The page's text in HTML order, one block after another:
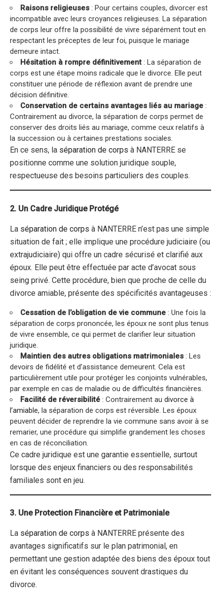
Raisons religieuses : Pour certains couples, divorcer est
incompatible avec leurs croyances religieuses. La séparation
de corps leur offre la possibilité de vivre séparément tout en
respectant les préceptes de leur foi, puisque le mariage
demeure intact.
Hésitation à rompre définitivement : La séparation de
corps est une étape moins radicale que le divorce. Elle peut
constituer une période de réflexion avant de prendre une
décision définitive.
Conservation de certains avantages liés au mariage :
Contrairement au divorce, la séparation de corps permet de
conserver des droits liés au mariage, comme ceux relatifs à
la succession ou à certaines prestations sociales.
En ce sens, la séparation de corps à NANTERRE se
positionne comme une solution juridique souple,
respectueuse des besoins particuliers des couples.
2. Un Cadre Juridique Protégé
La séparation de corps à NANTERRE n’est pas une simple
situation de fait ; elle implique une procédure judiciaire (ou
extrajudiciaire) qui offre un cadre sécurisé et clarifié aux
époux. Elle peut être effectuée par acte d’avocat sous
seing privé. Cette procédure, bien que proche de celle du
divorce amiable, présente des spécificités avantageuses :
Cessation de l’obligation de vie commune : Une fois la
séparation de corps prononcée, les époux ne sont plus tenus
de vivre ensemble, ce qui permet de clarifier leur situation
juridique.
Maintien des autres obligations matrimoniales : Les
devoirs de fidélité et d’assistance demeurent. Cela est
particulièrement utile pour protéger les conjoints vulnérables,
par exemple en cas de maladie ou de difficultés financières.
Facilité de réversibilité : Contrairement au divorce à
l’amiable, la séparation de corps est réversible. Les époux
peuvent décider de reprendre la vie commune sans avoir à se
remarier, une procédure qui simplifie grandement les choses
en cas de réconciliation.
Ce cadre juridique est une garantie essentielle, surtout
lorsque des enjeux financiers ou des responsabilités
familiales sont en jeu.
3. Une Protection Financière et Patrimoniale
La séparation de corps à NANTERRE présente des
avantages significatifs sur le plan patrimonial, en
permettant une gestion adaptée des biens des époux tout
en évitant les conséquences souvent drastiques du
divorce.